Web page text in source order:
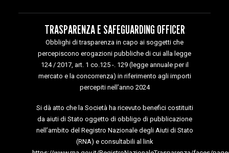
TRASPARENZA E SAFEGUARDING OFFICER
Obblighi di trasparenza in capo ai soggetti che
percepiscono erogazioni pubbliche di cui alla legge
124 / 2017, art. 1 co.125 -. 129 (legge annuale per il
mercato e la concorrenza) in riferimento agli importi
percepiti nell’anno 2024
Si dà atto che la Società ha ricevuto benefici costituiti
da aiuti di Stato oggetto di obbligo di pubblicazione
nell’ambito del Registro Nazionale degli Aiuti di Stato
(RNA) e consultabili al link